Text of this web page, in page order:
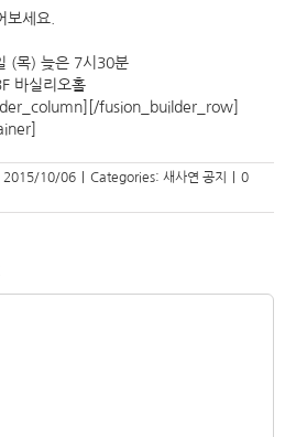
보세요.
(목) 늦은 7시30분
바실리오홀
fusion_builder_row]
2015/10/06 Categories: 새사연 공지
0